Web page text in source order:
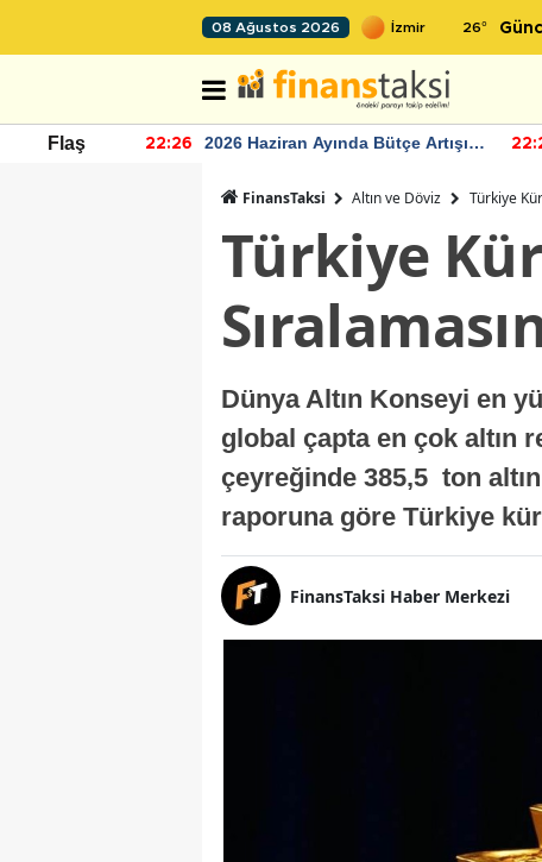
08 Ağustos 2026 26°
Flaş 22:26
2026 Haziran Ayında Bütçe Artışı
FinansTaksi Altın ve Döviz Türkiye
Türkiye
Dünya Altın Konseyi en
global çapta en çok altın
çeyreğinde 385,5 ton
raporuna göre Türkiye
FinansTaksi Haber Merkezi